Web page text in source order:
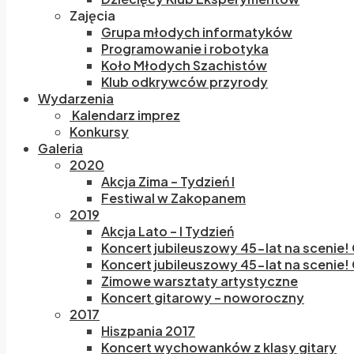
Zajęcia
Grupa młodych informatyków
Programowanie i robotyka
Koło Młodych Szachistów
Klub odkrywców przyrody
Wydarzenia
Kalendarz imprez
Konkursy
Galeria
2020
Akcja Zima – Tydzień I
Festiwal w Zakopanem
2019
Akcja Lato – I Tydzień
Koncert jubileuszowy 45-lat na scenie!
Koncert jubileuszowy 45-lat na scenie!
Zimowe warsztaty artystyczne
Koncert gitarowy – noworoczny
2017
Hiszpania 2017
Koncert wychowanków z klasy gitary